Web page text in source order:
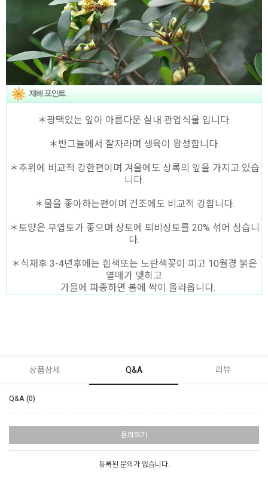
＊광택있는 잎이 아름다운 실내 관엽식물 입니다.
＊반그늘에서 잘자라며 생육이 왕성합니다.
＊추위에 비교적 강한편이며 겨울에도 상록의 잎을 가지고 있습
니다.
＊물을 좋아하는편이며 건조에도 비교적 강합니다.
＊토양은 부엽토가 좋으며 상토에 퇴비상토를 20% 섞어 심습니
다.
＊식재후 3-4년후에는 흰색또는 노란색꽃이 피고 10월경 붉은
열매가 맺히고
가을에 파종하면 봄에 싹이 올라옵니다.
상품상세 Q&A 리뷰
Q&A (0)
문의하기
등록된 문의가 없습니다.